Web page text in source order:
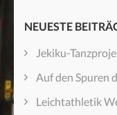
NEUESTE
Jekiku-
Auf den Spuren
Leichtathletik